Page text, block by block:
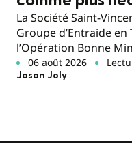
La Société Saint-
Groupe d’Entraide
l’Opération Bonne
06 août 2026
Jason Joly